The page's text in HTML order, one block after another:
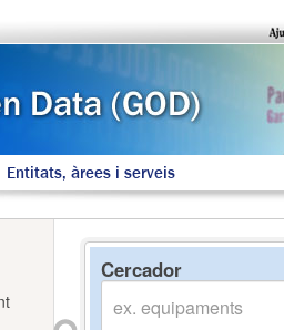
Entitats, àrees i serveis
Cercador